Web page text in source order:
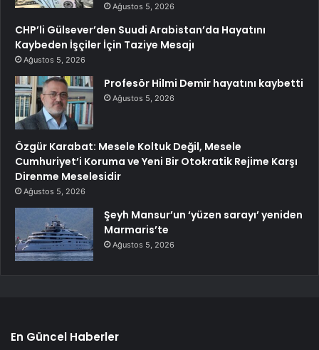
Ağustos 5, 2026
CHP’li Gülsever’den Suudi Arabistan’da Hayatını
Kaybeden İşçiler İçin Taziye Mesajı
Ağustos 5, 2026
Profesör Hilmi Demir hayatını kaybetti
Ağustos 5, 2026
Özgür Karabat: Mesele Koltuk Değil, Mesele
Cumhuriyet’i Koruma ve Yeni Bir Otokratik Rejime Karşı
Direnme Meselesidir
Ağustos 5, 2026
Şeyh Mansur’un ‘yüzen sarayı’ yeniden
Marmaris’te
Ağustos 5, 2026
En Güncel Haberler